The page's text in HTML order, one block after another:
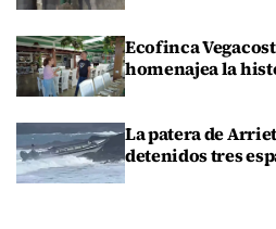
Ecofinca
homenajea la
La patera de
detenidos tres